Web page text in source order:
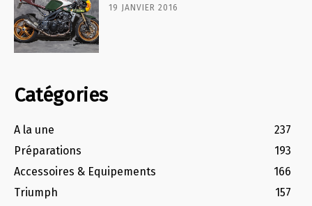
19 JANVIER 2016
Catégories
A la une
237
Préparations
193
Accessoires & Equipements
166
Triumph
157